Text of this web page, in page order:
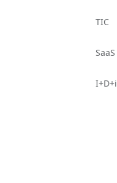
TIC
SaaS
I+D+i